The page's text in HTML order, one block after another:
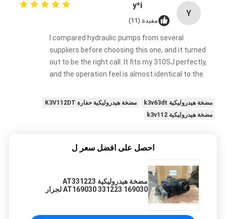
Y
y*i
مفيدة (11)
I compared hydraulic pumps from several
suppliers before choosing this one, and it turned
out to be the right call. It fits my 310SJ perfectly,
and the operation feel is almost identical to the
مضخة هيدروليكية k3v63dt
مضخة هيدروليكية حفارة K3V112DT
مضخة هيدروليكية k3v112
احصل على افضل سعر ل
مضخة هيدروليكية AT331223
AT169030 331223 169030 لجرار
315SJ